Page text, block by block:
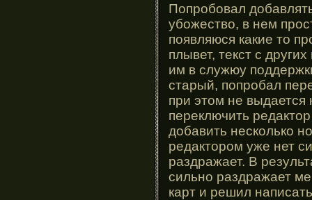
Попробовал
убожество, в нем
появляюся какие то
плывет, текст с
им в служюу
старый, попробал
при этом не выдается
переключить
добавить несколько
редактором уже нет
раздражает. В
сильно раздражает
карт и решил